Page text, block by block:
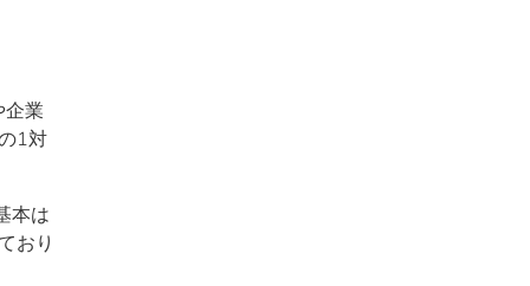
企業
1対
本は
おり